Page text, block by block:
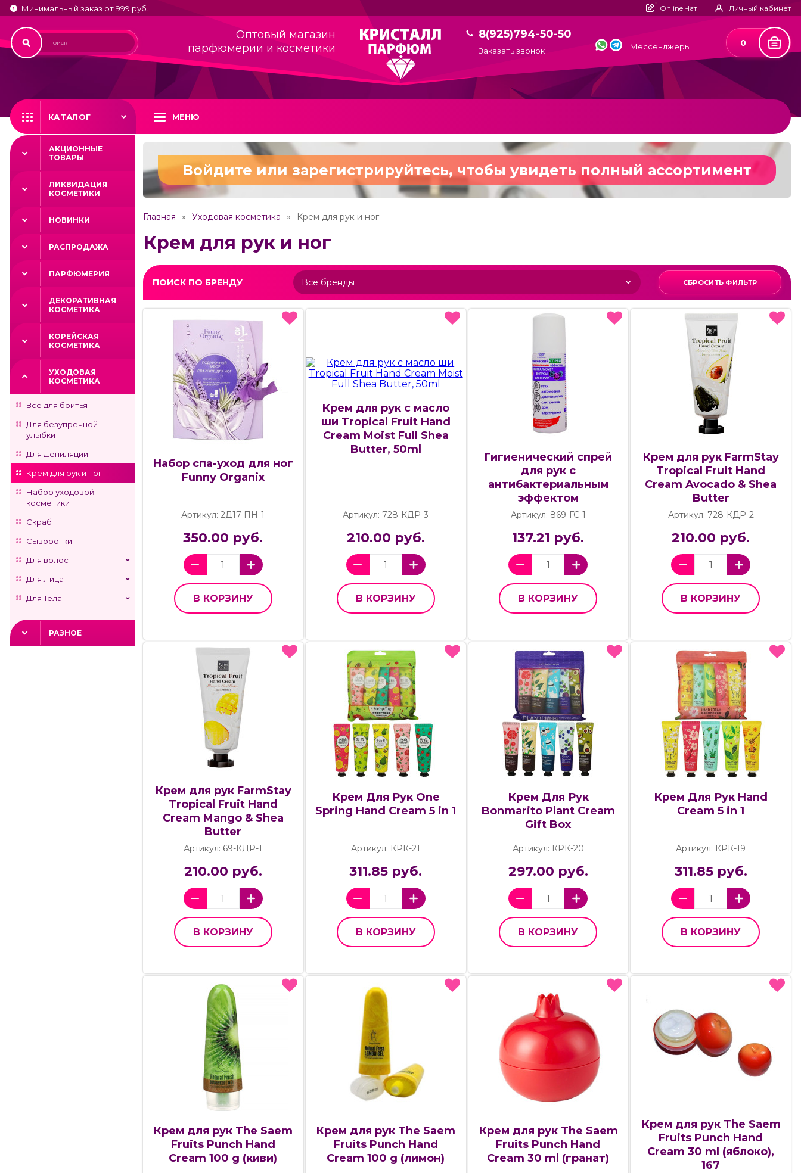
Минимальный заказ от 999 руб. Online Чат Личный кабинет
Оптовый магазин
парфюмерии и косметики
8(925)794-50-50
Заказать звонок Мессенджеры 0
КАТАЛОГ МЕНЮ
АКЦИОННЫЕ
ТОВАРЫ
ЛИКВИДАЦИЯ
КОСМЕТИКИ
НОВИНКИ
РАСПРОДАЖА
ПАРФЮМЕРИЯ
ДЕКОРАТИВНАЯ
КОСМЕТИКА
КОРЕЙСКАЯ
КОСМЕТИКА
УХОДОВАЯ
КОСМЕТИКА
Всё для бритья
Для безупречной
улыбки
Для Депиляции
Крем для рук и ног
Набор уходовой
косметики
Скраб
Сыворотки
Для волос
Для Лица
Для Тела
РАЗНОЕ
Войдите или зарегистрируйтесь, чтобы увидеть полный ассортимент
Главная Уходовая косметика Крем для рук и ног
Крем для рук и ног
ПОИСК ПО БРЕНДУ СБРОСИТЬ ФИЛЬТР
Набор спа-уход для ног
Funny Organix
Артикул: 2Д17-ПН-1
350.00 руб.
В КОРЗИНУ
Крем для рук с масло
ши Tropical Fruit Hand
Cream Moist Full Shea
Butter, 50ml
Артикул: 728-КДР-3
210.00 руб.
В КОРЗИНУ
Гигиенический спрей
для рук с
антибактериальным
эффектом
Артикул: 869-ГС-1
137.21 руб.
В КОРЗИНУ
Крем для рук FarmStay
Tropical Fruit Hand
Cream Avocado & Shea
Butter
Артикул: 728-КДР-2
210.00 руб.
В КОРЗИНУ
Крем для рук FarmStay
Tropical Fruit Hand
Cream Mango & Shea
Butter
Артикул: 69-КДР-1
210.00 руб.
В КОРЗИНУ
Крем Для Рук One
Spring Hand Cream 5 in 1
Артикул: КРК-21
311.85 руб.
В КОРЗИНУ
Крем Для Рук
Bonmarito Plant Cream
Gift Box
Артикул: КРК-20
297.00 руб.
В КОРЗИНУ
Крем Для Рук Hand
Cream 5 in 1
Артикул: КРК-19
311.85 руб.
В КОРЗИНУ
Крем для рук The Saem
Fruits Punch Hand
Cream 100 g (киви)
Крем для рук The Saem
Fruits Punch Hand
Cream 100 g (лимон)
Крем для рук The Saem
Fruits Punch Hand
Cream 30 ml (гранат)
Крем для рук The Saem
Fruits Punch Hand
Cream 30 ml (яблоко),
167